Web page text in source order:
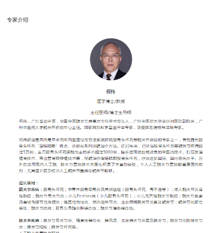
专家介绍